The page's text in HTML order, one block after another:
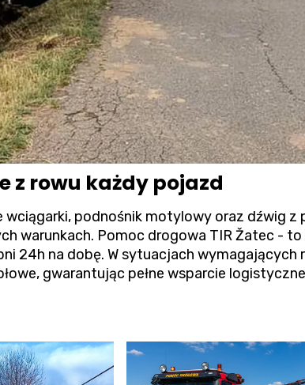
z rowu każdy pojazd
podnośnik motylowy oraz dźwig z
warunkach. Pomoc drogowa TIRŽatec - to
24h na dobę. W sytuacjach wymagających
gwarantując pełne wsparcie